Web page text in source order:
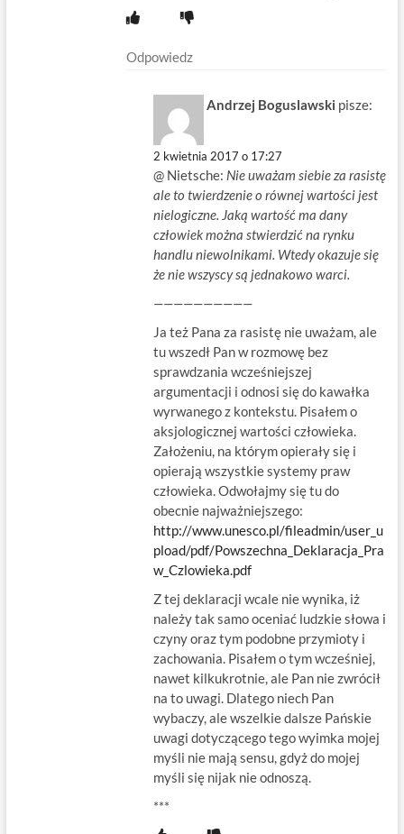
Odpowiedz
Andrzej Boguslawski pisze:
2 kwietnia 2017 o 17:27
@ Nietsche: Nie uważam siebie za rasistę
ale to twierdzenie o równej wartości jest
nielogiczne. Jaką wartość ma dany
człowiek można stwierdzić na rynku
handlu niewolnikami. Wtedy okazuje się
że nie wszyscy są jednakowo warci.
——————————
Ja też Pana za rasistę nie uważam, ale
tu wszedł Pan w rozmowę bez
sprawdzania wcześniejszej
argumentacji i odnosi się do kawałka
wyrwanego z kontekstu. Pisałem o
aksjologicznej wartości człowieka.
Założeniu, na którym opierały się i
opierają wszystkie systemy praw
człowieka. Odwołajmy się tu do
obecnie najważniejszego:
http://www.unesco.pl/fileadmin/user_u
pload/pdf/Powszechna_Deklaracja_Pra
w_Czlowieka.pdf
Z tej deklaracji wcale nie wynika, iż
należy tak samo oceniać ludzkie słowa i
czyny oraz tym podobne przymioty i
zachowania. Pisałem o tym wcześniej,
nawet kilkukrotnie, ale Pan nie zwrócił
na to uwagi. Dlatego niech Pan
wybaczy, ale wszelkie dalsze Pańskie
uwagi dotyczącego tego wyimka mojej
myśli nie mają sensu, gdyż do mojej
myśli się nijak nie odnoszą.
***